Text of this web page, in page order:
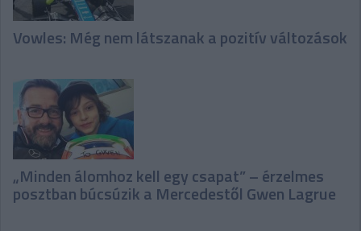
Vowles: Még nem látszanak a pozitív változások
„Minden álomhoz kell egy csapat” – érzelmes
posztban búcsúzik a Mercedestől Gwen Lagrue